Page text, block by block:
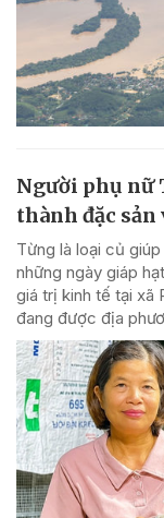
Người phụ nữ
thành đặc sản
Từng là loại củ
những ngày giáp
giá trị kinh tế tại xã
đang được địa